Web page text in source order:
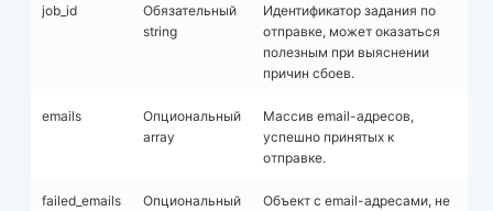
job_id
Обязательный
string
Идентификатор задания по
отправке, может оказаться
полезным при выяснении
причин сбоев.
emails
Опциональный
array
Массив email-адресов,
успешно принятых к
отправке.
failed_emails
Опциональный
Объект с email-адресами, не